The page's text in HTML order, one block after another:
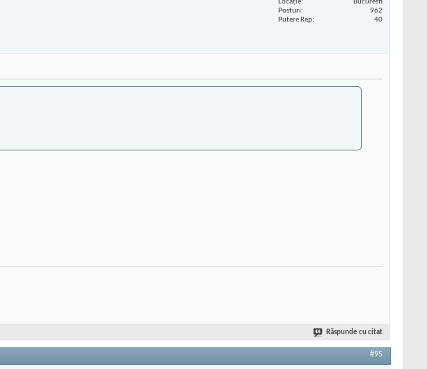
Locaţie
Bucuresti
Posturi
962
Putere Rep
40
Răspunde cu citat
#95